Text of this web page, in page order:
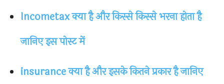
Incometax क्या है और किस्से किस्से भरना होता है
जानिए इस पोस्ट में
insurance क्या है और इसके कितने प्रकार है जानिए